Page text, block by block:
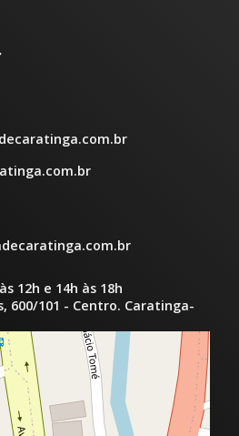
12h e 14h às 18h
600/101 - Centro. Caratinga-